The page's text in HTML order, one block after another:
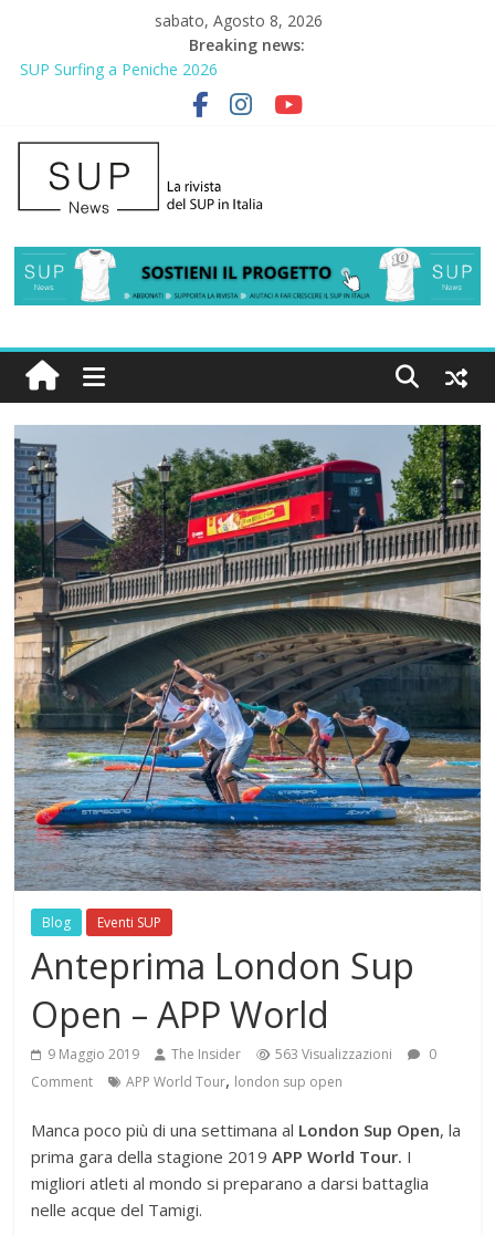
sabato, Agosto 8, 2026
Breaking news:
SUP Surfing a Peniche 2026
AirSUP a Gallico: prima storica gara per Reggio Calabria
Gallico Paddle Fest 2026: sul lungomare di Gallico torna la festa
del SUP
Porto Selvaggio, a lezione di soccorso con la giornata della
prevenzione
2° Urban Sup Trophy: la regata solidale per lo IOR
Blog Eventi SUP
Anteprima London Sup
Open – APP World
9 Maggio 2019 The Insider 563 Visualizzazioni
0
Comment
APP World Tour, london sup open
Manca poco più di una settimana al London Sup Open, la
prima gara della stagione 2019APP World Tour. I
migliori atleti al mondo si preparano a darsi battaglia
nelle acque del Tamigi.